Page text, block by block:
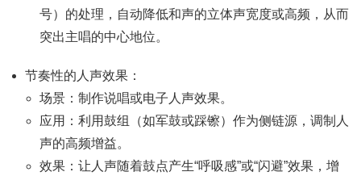
号）的处理，自动降低和声的立体声宽度或高频，从而
突出主唱的中心地位。
节奏性的人声效果：
场景：制作说唱或电子人声效果。
应用：利用鼓组（如军鼓或踩镲）作为侧链源，调制人
声的高频增益。
效果：让人声随着鼓点产生“呼吸感”或“闪避”效果，增